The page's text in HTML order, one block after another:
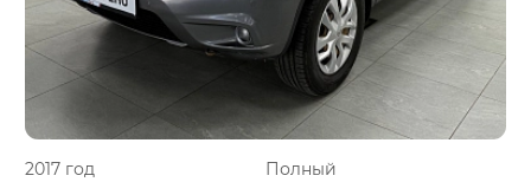
2017 год
Полный